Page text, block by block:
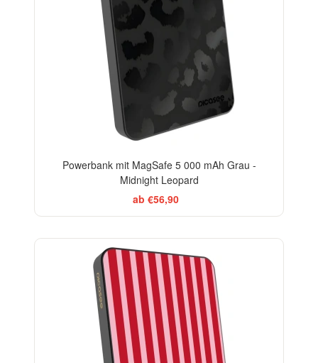
Powerbank mit MagSafe 5 000 mAh Grau -
Midnight Leopard
ab €56,90